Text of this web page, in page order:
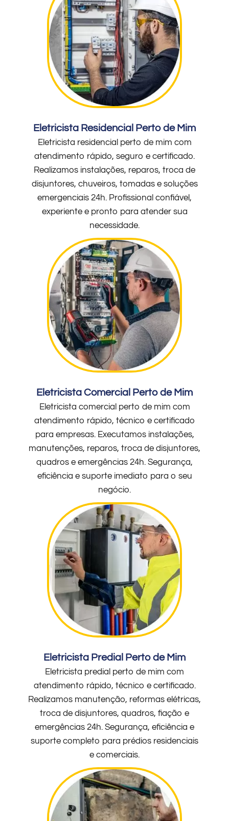
Eletricista Residencial Perto de Mim
Eletricista residencial perto de mim com
atendimento rápido, seguro e certificado.
Realizamos instalações, reparos, troca de
disjuntores, chuveiros, tomadas e soluções
emergenciais 24h. Profissional confiável,
experiente e pronto para atender sua
necessidade.
Eletricista Comercial Perto de Mim
Eletricista comercial perto de mim com
atendimento rápido, técnico e certificado
para empresas. Executamos instalações,
manutenções, reparos, troca de disjuntores,
quadros e emergências 24h. Segurança,
eficiência e suporte imediato para o seu
negócio.
Eletricista Predial Perto de Mim
Eletricista predial perto de mim com
atendimento rápido, técnico e certificado.
Realizamos manutenção, reformas elétricas,
troca de disjuntores, quadros, fiação e
emergências 24h. Segurança, eficiência e
suporte completo para prédios residenciais
e comerciais.